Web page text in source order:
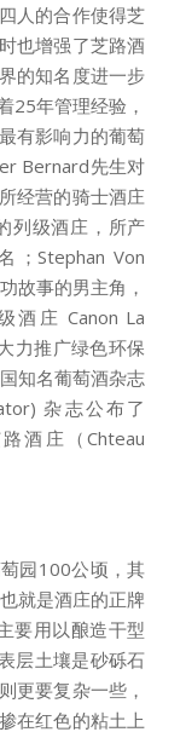
人的合作使得芝
也增强了芝路酒
的知名度进一步
25年管理经验，
有影响力的葡萄
Bernard先生对
经营的骑士酒庄
列级酒庄，所产
Stephan Von
故事的男主角，
酒庄 Canon La
力推广绿色环保
知名葡萄酒杂志
杂志公布了
酒庄（Chteau
园100公顷，其
就是酒庄的正牌
要用以酿造干型
层土壤是砂砾石
更要复杂一些，
在红色的粘土上